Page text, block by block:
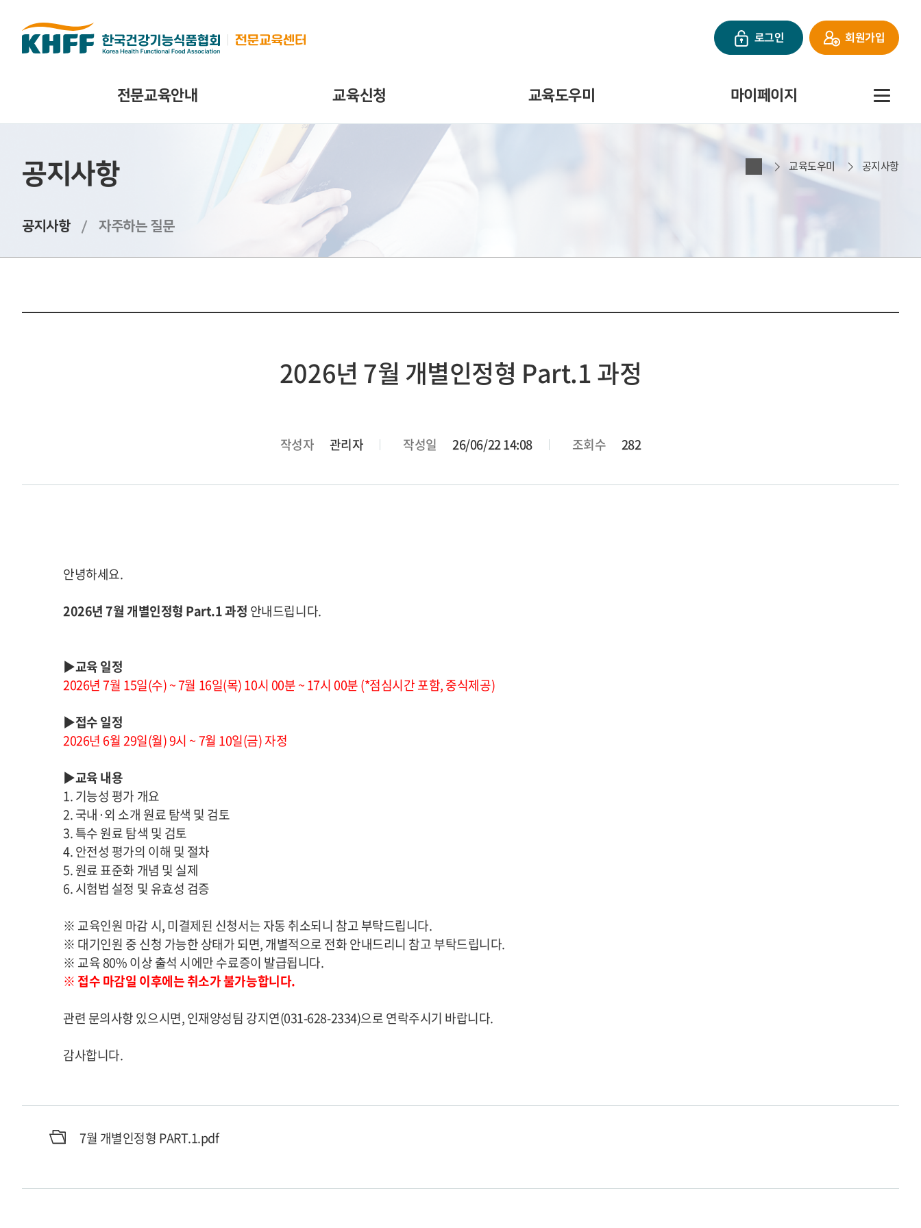
전문교육안내 교육신청 교육도우미 마이페이지
로그인 회원가입
공지사항 교육도우미 공지사항
공지사항 자주하는 질문
2026년 7월 개별인정형 Part.1 과정
작성자 관리자 작성일 26/06/22 14:08 조회수 282
안녕하세요.
2026년 7월 개별인정형 Part.1 과정 안내드립니다.
▶교육 일정
2026년 7월 15일(수) ~ 7월 16일(목) 10시 00분 ~ 17시 00분 (*점심시간 포함, 중식제공)
▶접수 일정
2026년 6월 29일(월) 9시 ~ 7월 10일(금) 자정
▶교육 내용
1. 기능성 평가 개요
2. 국내·외 소개 원료 탐색 및 검토
3. 특수 원료 탐색 및 검토
4. 안전성 평가의 이해 및 절차
5. 원료 표준화 개념 및 실제
6. 시험법 설정 및 유효성 검증
※ 교육인원 마감 시, 미결제된 신청서는 자동 취소되니 참고 부탁드립니다.
※ 대기인원 중 신청 가능한 상태가 되면, 개별적으로 전화 안내드리니 참고 부탁드립니다.
※ 교육 80% 이상 출석 시에만 수료증이 발급됩니다.
※접수 마감일 이후에는 취소가 불가능합니다.
관련 문의사항 있으시면, 인재양성팀 강지연(031-628-2334)으로 연락주시기 바랍니다.
감사합니다.
7월 개별인정형 PART.1.pdf